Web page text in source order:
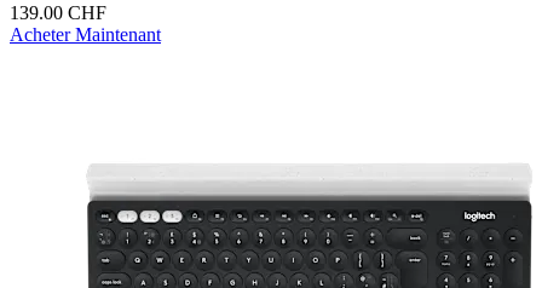
139.00 CHF
Acheter Maintenant